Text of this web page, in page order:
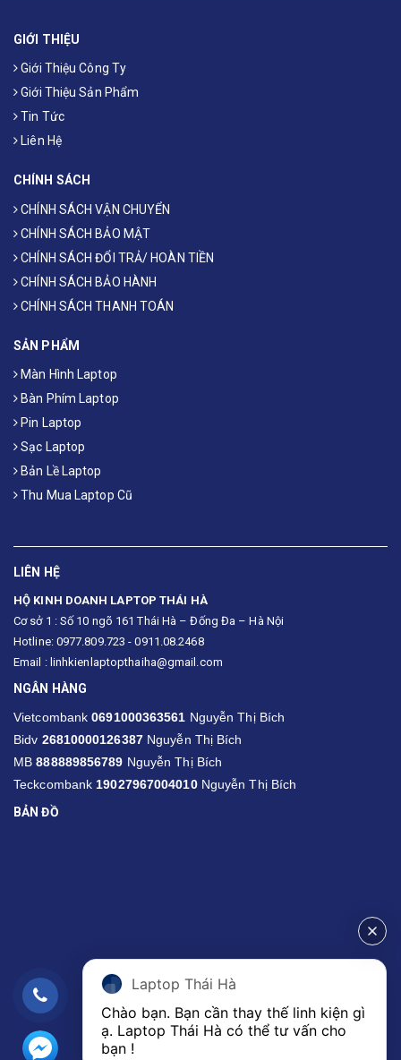
GIỚI THIỆU
Giới Thiệu Công Ty
Giới Thiệu Sản Phẩm
Tin Tức
Liên Hệ
CHÍNH SÁCH
CHÍNH SÁCH VẬN CHUYỂN
CHÍNH SÁCH BẢO MẬT
CHÍNH SÁCH ĐỔI TRẢ/ HOÀN TIỀN
CHÍNH SÁCH BẢO HÀNH
CHÍNH SÁCH THANH TOÁN
SẢN PHẨM
Màn Hình Laptop
Bàn Phím Laptop
Pin Laptop
Sạc Laptop
Bản Lề Laptop
Thu Mua Laptop Cũ
LIÊN HỆ
HỘ KINH DOANH LAPTOP THÁI HÀ
Cơ sở 1 : Số 10 ngõ 161 Thái Hà – Đống Đa – Hà Nội
Hotline: 0977.809.723 - 0911.08.2468
Email : linhkienlaptopthaiha@gmail.com
NGÂN HÀNG
Vietcombank0691000363561 Nguyễn Thị Bích
Bidv 26810000126387Nguyễn Thị Bích
MB888889856789 Nguyễn Thị Bích
Teckcombank 19027967004010Nguyễn Thị Bích
BẢN ĐỒ
Laptop Thái Hà
Chào bạn. Bạn cần thay thế linh kiện gì
ạ. Laptop Thái Hà có thể tư vấn cho
bạn !